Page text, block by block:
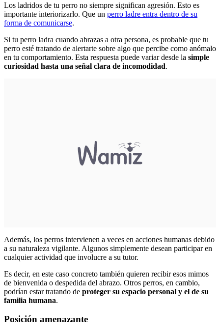
Los ladridos de tu perro no siempre significan agresión. Esto es
importante interiorizarlo. Que un perro ladre entra dentro de su
forma de comunicarse.
Si tu perro ladra cuando abrazas a otra persona, es probable que tu
perro esté tratando de alertarte sobre algo que percibe como anómalo
en tu comportamiento. Esta respuesta puede variar desde la simple
curiosidad hasta una señal clara de incomodidad.
Además, los perros intervienen a veces en acciones humanas debido
a su naturaleza vigilante. Algunos simplemente desean participar en
cualquier actividad que involucre a su tutor.
Es decir, en este caso concreto también quieren recibir esos mimos
de bienvenida o despedida del abrazo. Otros perros, en cambio,
podrían estar tratando de proteger su espacio personal y el de su
familia humana.
Posición amenazante